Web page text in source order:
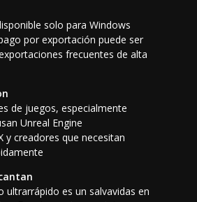
solo para Windows
por exportación puede ser
frecuentes de alta
de juegos, especialmente
Unreal Engine
y creadores que necesitan
ultrarrápido es un salvavidas en